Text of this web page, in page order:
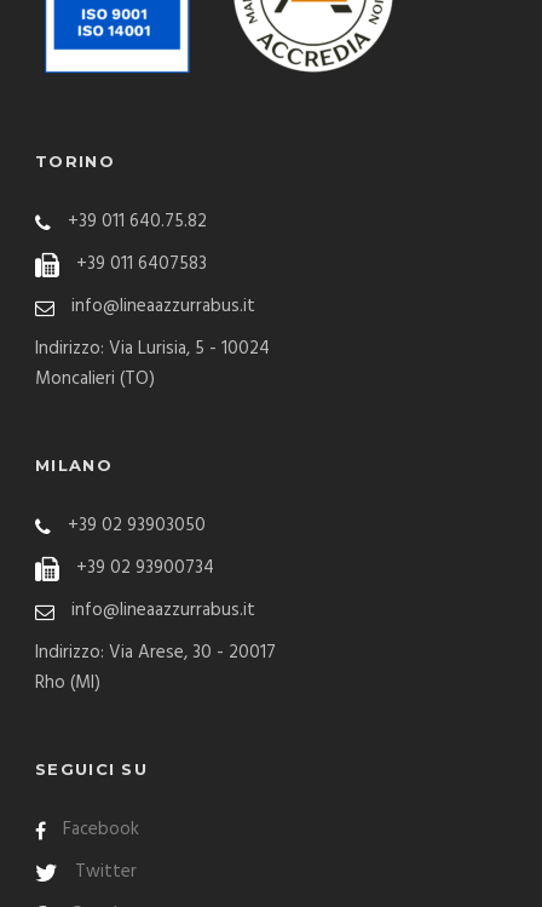
TORINO
+39 011 640.75.82
+39 011 6407583
info@lineaazzurrabus.it
Indirizzo: Via Lurisia, 5 - 10024
Moncalieri (TO)
MILANO
+39 02 93903050
+39 02 93900734
info@lineaazzurrabus.it
Indirizzo: Via Arese, 30 - 20017
Rho (MI)
SEGUICI SU
Facebook
Twitter